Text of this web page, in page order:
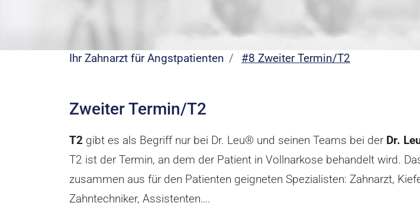
Ihr Zahnarzt für Angstpatienten #8 Zweiter Termin/T2
Zweiter Termin/T2
T2 gibt es als Begriff nur bei Dr. Leu® und seinen Teams bei der Dr.
T2 ist der Termin, an dem der Patient in Vollnarkose behandelt wird.
zusammen aus für den Patienten geigneten Spezialisten: Zahnarzt,
Zahntechniker, Assistenten….